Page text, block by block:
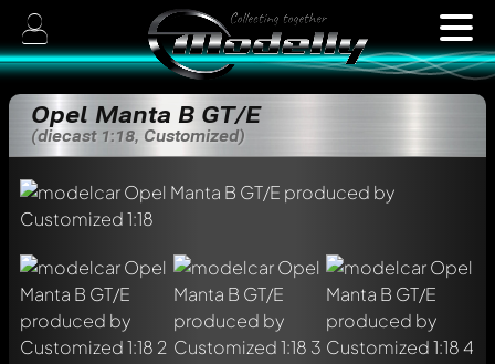
Opel Manta B GT/E
(diecast 1:18, Customized)